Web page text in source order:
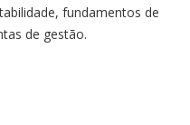
fundamentos de
de gestão.